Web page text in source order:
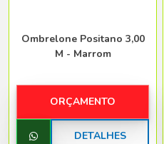
Ombrelone Positano 3,00
M - Marrom
ORÇAMENTO
DETALHES